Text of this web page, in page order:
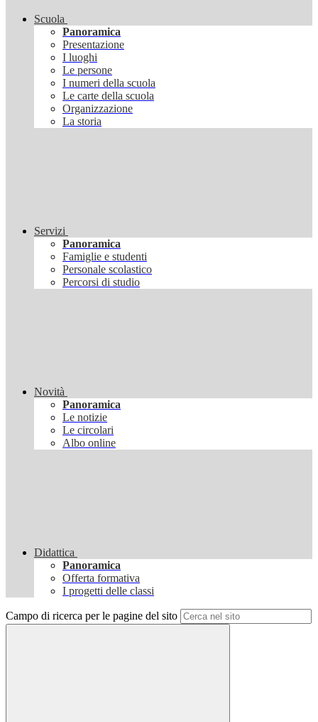
Scuola
Panoramica
Presentazione
I luoghi
Le persone
I numeri della scuola
Le carte della scuola
Organizzazione
La storia
Servizi
Panoramica
Famiglie e studenti
Personale scolastico
Percorsi di studio
Novità
Panoramica
Le notizie
Le circolari
Albo online
Didattica
Panoramica
Offerta formativa
I progetti delle classi
Campo di ricerca per le pagine del sito